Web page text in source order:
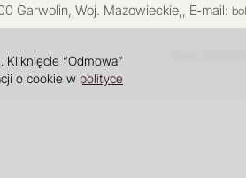
Garwolin , Woj. Mazowieckie , E-mail:
“Odmowa”
o cookie w polityce